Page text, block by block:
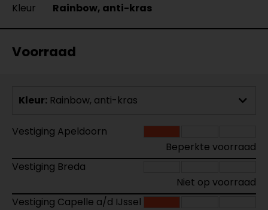
Kleur
Rainbow, anti-kras
Voorraad
Kleur: Rainbow, anti-kras
Vestiging Apeldoorn
Beperkte voorraad
Vestiging Breda
Niet op voorraad
Vestiging Capelle a/d IJssel